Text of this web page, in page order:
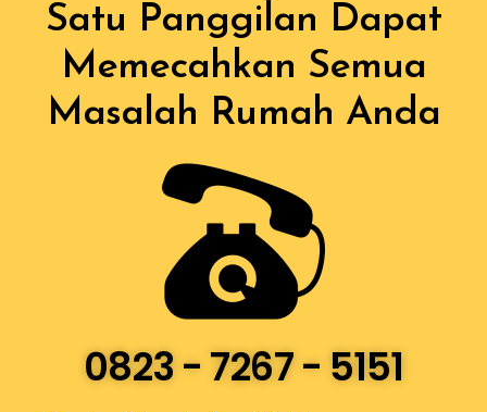
Satu Panggilan Dapat
Memecahkan Semua
Masalah Rumah Anda
0823 - 7267 - 5151